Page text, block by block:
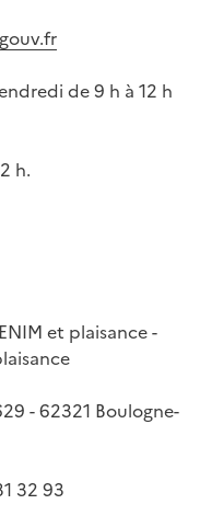
de 9 h à 12 h
h.
et plaisance -
- 62321 Boulogne-
32 93